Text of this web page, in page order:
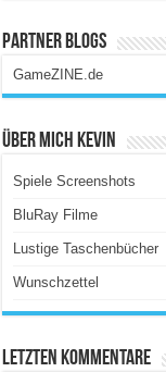
Partner Blogs
GameZINE.de
Über Mich Kevin
Spiele Screenshots
BluRay Filme
Lustige Taschenbücher
Wunschzettel
Letzten Kommentare